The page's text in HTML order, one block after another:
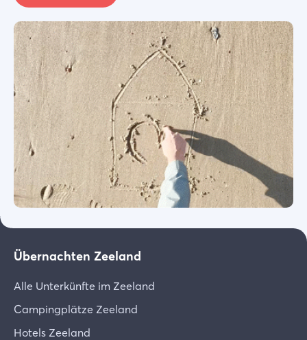
Übernachten Zeeland
Alle Unterkünfte im Zeeland
Campingplätze Zeeland
Hotels Zeeland